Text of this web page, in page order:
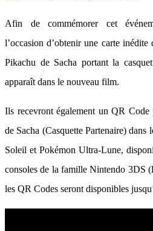
Afin de commémorer cet
l’occasion d’obtenir une carte
Pikachu de Sacha portant la
apparaît dans le nouveau film.
Ils recevront également un QR
de Sacha (Casquette Partenaire)
Soleil et Pokémon Ultra-Lune,
consoles de la famille Nintendo 3DS
les QR Codes seront disponibles